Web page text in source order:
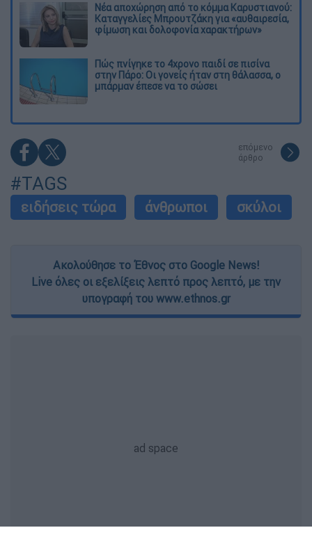
Νέα αποχώρηση από το κόμμα Καρυστιανού:
Καταγγελίες Μπρουτζάκη για «αυθαιρεσία,
φίμωση και δολοφονία χαρακτήρων»
Πώς πνίγηκε το 4χρονο παιδί σε πισίνα
στην Πάρο: Οι γονείς ήταν στη θάλασσα, ο
μπάρμαν έπεσε να το σώσει
επόμενο
άρθρο
#TAGS
ειδήσεις τώρα άνθρωποι σκύλοι
Ακολούθησε το Έθνος στο Google News!
Live όλες οι εξελίξεις λεπτό προς λεπτό, με την
υπογραφή του www.ethnos.gr